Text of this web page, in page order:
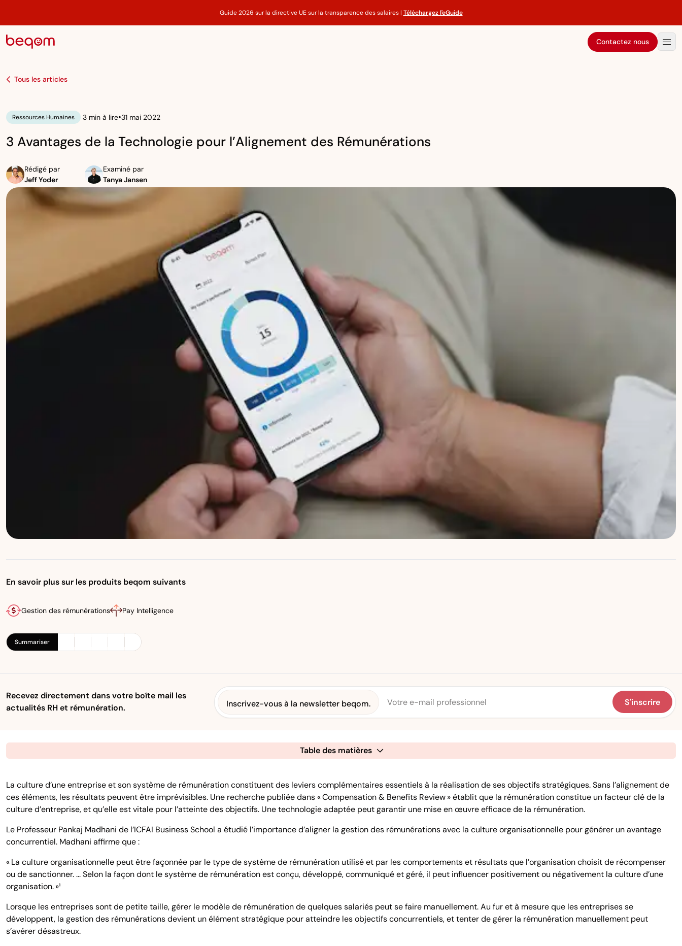
Guide 2026 sur la directive UE sur la transparence des salaires | Téléchargez l'eGuide
Contactez nous
Tous les articles
Ressources Humaines 3 min à lire•31 mai 2022
3 Avantages de la Technologie pour l’Alignement des Rémunérations
Rédigé par
Jeff Yoder
Examiné par
Tanya Jansen
En savoir plus sur les produits beqom suivants
Gestion des rémunérations Pay Intelligence
Summariser
Recevez directement dans votre boîte mail les
actualités RH et rémunération.
Inscrivez-vous à la newsletter beqom. S'inscrire
Table des matières
La culture d’une entreprise et son système de rémunération constituent des leviers complémentaires essentiels à la réalisation de ses objectifs stratégiques. Sans l’alignement de
ces éléments, les résultats peuvent être imprévisibles. Une recherche publiée dans « Compensation & Benefits Review » établit que la rémunération constitue un facteur clé de la
culture d’entreprise, et qu’elle est vitale pour l’atteinte des objectifs. Une technologie adaptée peut garantir une mise en œuvre efficace de la rémunération.
Le Professeur Pankaj Madhani de l’ICFAI Business School a étudié l’importance d’aligner la gestion des rémunérations avec la culture organisationnelle pour générer un avantage
concurrentiel. Madhani affirme que :
« La culture organisationnelle peut être façonnée par le type de système de rémunération utilisé et par les comportements et résultats que l’organisation choisit de récompenser
ou de sanctionner. ... Selon la façon dont le système de rémunération est conçu, développé, communiqué et géré, il peut influencer positivement ou négativement la culture d’une
organisation. »¹
Lorsque les entreprises sont de petite taille, gérer le modèle de rémunération de quelques salariés peut se faire manuellement. Au fur et à mesure que les entreprises se
développent, la gestion des rémunérations devient un élément stratégique pour atteindre les objectifs concurrentiels, et tenter de gérer la rémunération manuellement peut
s’avérer désastreux.